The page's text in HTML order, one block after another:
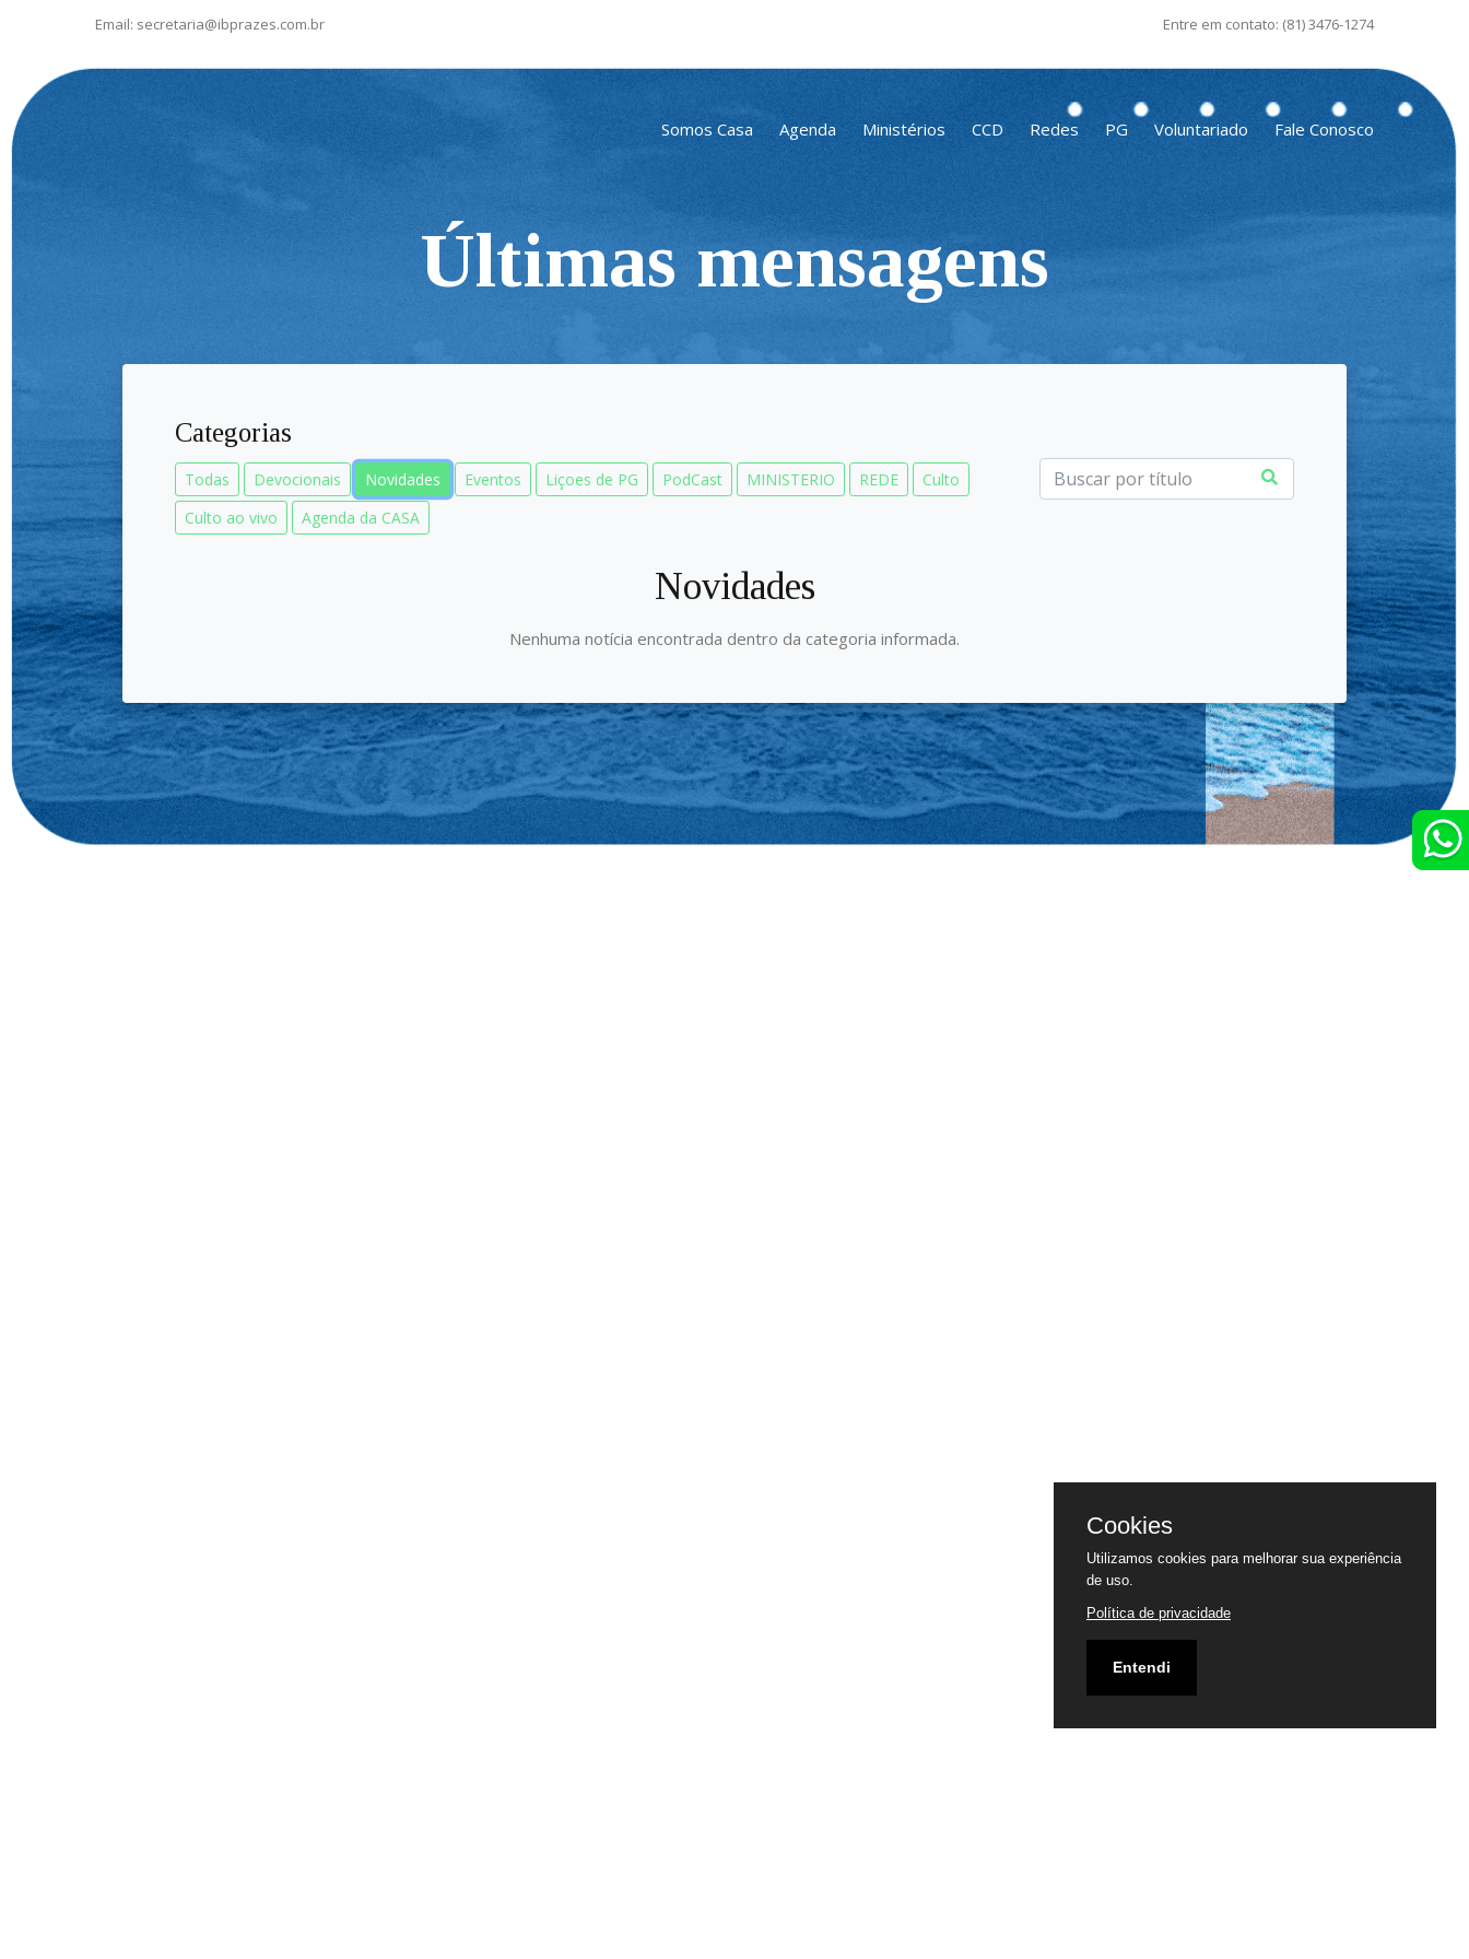
Email: secretaria@ibprazes.com.br Entre em contato: (81) 3476-1274
Somos Casa Agenda Ministérios CCD Redes PG Voluntariado Fale Conosco
Últimas mensagens
Categorias
Todas Devocionais Novidades Eventos Liçoes de PG PodCast MINISTERIO REDE
Culto
Culto ao vivo
Agenda da CASA
Novidades
Nenhuma notícia encontrada dentro da categoria informada.
Cookies
Utilizamos cookies para melhorar sua experiência
de uso.
Política de privacidade
Entendi